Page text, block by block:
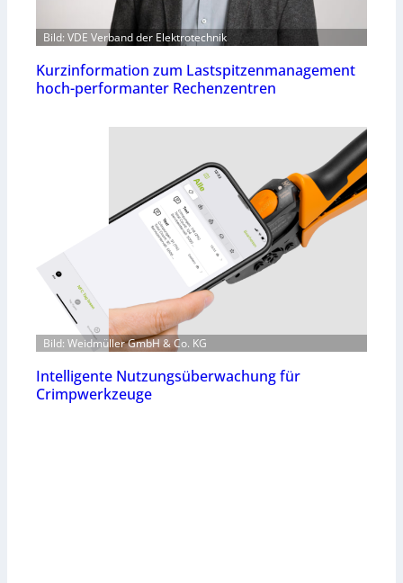
Bild: VDE Verband der Elektrotechnik
Kurzinformation zum Lastspitzenmanagement
hoch-performanter Rechenzentren
Bild: Weidmüller GmbH & Co. KG
Intelligente Nutzungsüberwachung für
Crimpwerkzeuge